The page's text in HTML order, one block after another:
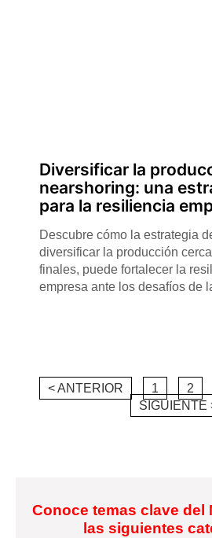
Diversificar la
nearshoring: una
para la resiliencia
Descubre cómo la estrategia
diversificar la producción
finales, puede fortalecer la
empresa ante los desafíos de
< ANTERIOR 1 2
SIGUIENTE
Conoce temas clave del
las siguientes